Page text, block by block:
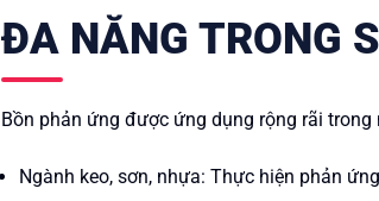
ĐA NĂNG TRONG
Bồn phản ứng được ứng dụng rộng rãi trong
Ngành keo, sơn, nhựa: Thực hiện phản